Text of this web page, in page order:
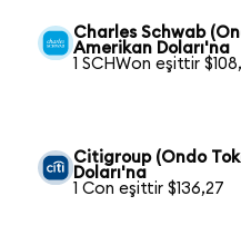
Charles Schwab
Amerikan Doları'na
1 SCHWon eşittir
Citigroup (Ondo
Doları'na
1 Con eşittir $136,27